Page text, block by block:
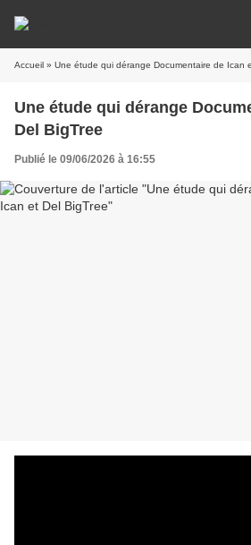
Accueil » Une étude qui dérange Documentaire de Ican
Une étude qui dérange
Del BigTree
Publié le 09/06/2026 à 16:55